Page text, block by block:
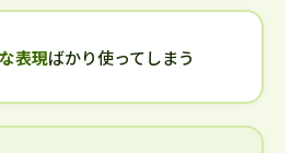
表現ばかり使ってしまう